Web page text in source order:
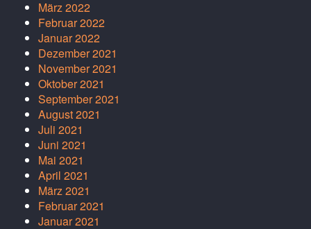
März 2022
Februar 2022
Januar 2022
Dezember 2021
November 2021
Oktober 2021
September 2021
August 2021
Juli 2021
Juni 2021
Mai 2021
April 2021
März 2021
Februar 2021
Januar 2021